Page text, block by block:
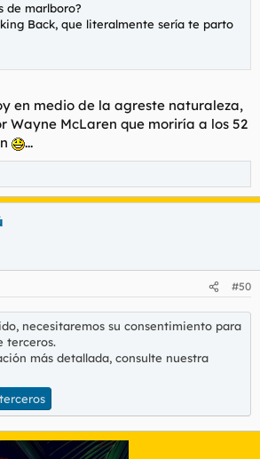
de marlboro?
Back, que literalmente sería te parto
en medio de la agreste naturaleza,
Wayne McLaren que moriría a los 52
...
#50
necesitaremos su consentimiento para
terceros.
más detallada, consulte nuestra